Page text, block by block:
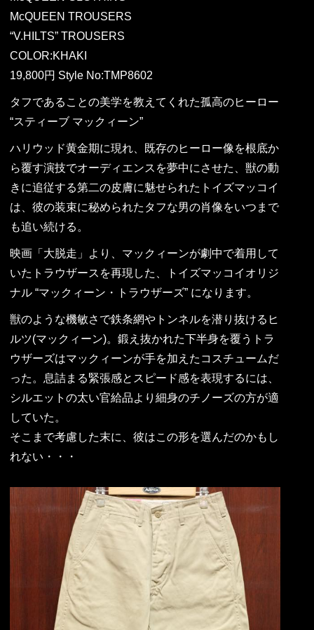
McQUEEN TROUSERS
“V.HILTS” TROUSERS
COLOR:KHAKI
19,800円 Style No:TMP8602
タフであることの美学を教えてくれた孤高のヒーロー
“スティーブ マックィーン”
ハリウッド黄金期に現れ、既存のヒーロー像を根底か
ら覆す演技でオーディエンスを夢中にさせた、獣の動
きに追従する第二の皮膚に魅せられたトイズマッコイ
は、彼の装束に秘められたタフな男の肖像をいつまで
も追い続ける。
映画「大脱走」より、マックィーンが劇中で着用して
いたトラウザースを再現した、トイズマッコイオリジ
ナル “マックィーン・トラウザーズ” になります。
獣のような機敏さで鉄条網やトンネルを潜り抜けるヒ
ルツ(マックィーン)。鍛え抜かれた下半身を覆うトラ
ウザーズはマックィーンが手を加えたコスチュームだ
った。息詰まる緊張感とスピード感を表現するには、
シルエットの太い官給品より細身のチノーズの方が適
していた。
そこまで考慮した末に、彼はこの形を選んだのかもし
れない・・・